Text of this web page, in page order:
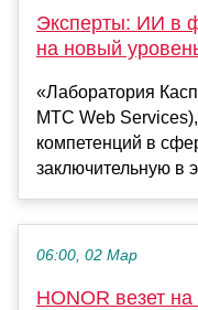
Эксперты: ИИ в
на новый
«Лаборатория
МТС Web
компетенций в
заключительную в
06:00, 02 Мар
HONOR везет